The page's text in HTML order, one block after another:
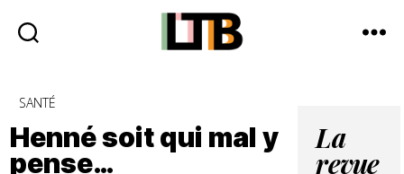
Média
Catégories
SANTÉ
Henné soit qui mal y
pense…
La
revue